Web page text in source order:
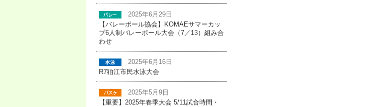
2025年6月29日
【バレーボール協会】KOMAEサマーカッ
プ6人制バレーボール大会（7／13）組み合
わせ
2025年6月16日
R7狛江市民水泳大会
2025年5月9日
【重要】2025年春季大会 5/11試合時間・